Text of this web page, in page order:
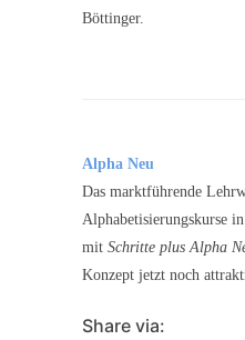
Böttinger.
Alpha Neu
Das marktführende
Alphabetisierungskurse
mit Schritte plus Alpha
Konzept jetzt noch
Share via: